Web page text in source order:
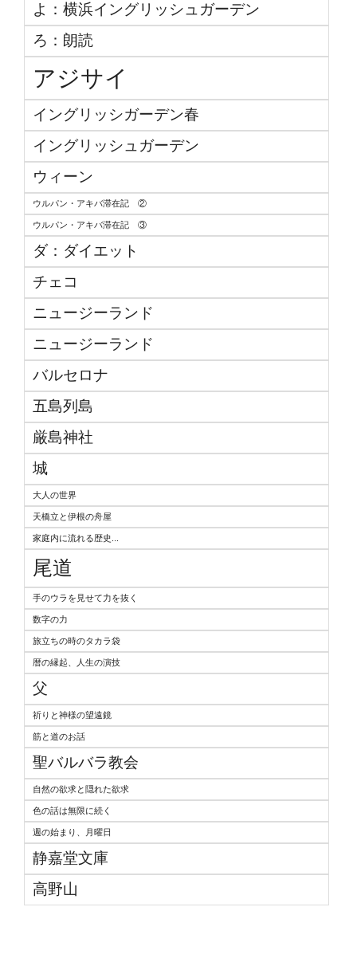
よ：横浜イングリッシュガーデン
ろ：朗読
アジサイ
イングリッシガーデン春
イングリッシュガーデン
ウィーン
ウルパン・アキバ滞在記 ②
ウルパン・アキバ滞在記 ③
ダ：ダイエット
チェコ
ニュージーランド
ニュージーランド
バルセロナ
五島列島
厳島神社
城
大人の世界
天橋立と伊根の舟屋
家庭内に流れる歴史...
尾道
手のウラを見せて力を抜く
数字の力
旅立ちの時のタカラ袋
暦の縁起、人生の演技
父
祈りと神様の望遠鏡
筋と道のお話
聖バルバラ教会
自然の欲求と隠れた欲求
色の話は無限に続く
週の始まり、月曜日
静嘉堂文庫
高野山